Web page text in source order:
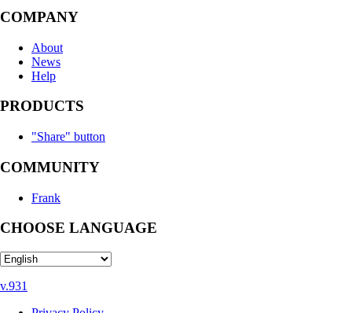
COMPANY
About
News
Help
PRODUCTS
"Share" button
COMMUNITY
Frank
CHOOSE LANGUAGE
v.931